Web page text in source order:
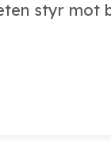
styr mot